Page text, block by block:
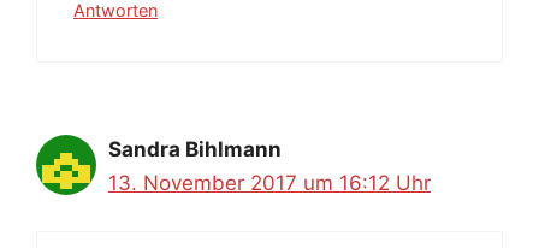
Antworten
Sandra Bihlmann
13. November 2017 um 16:12 Uhr